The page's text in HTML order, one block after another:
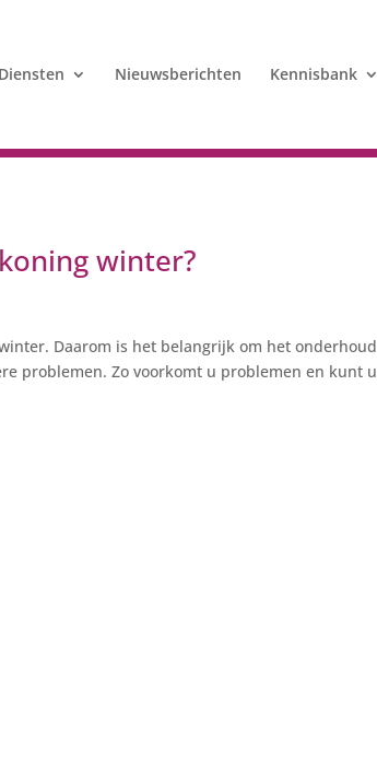
Diensten Nieuwsberichten Kennisbank
winter?
Daarom is het belangrijk om het onderhoud
problemen. Zo voorkomt u problemen en kunt u